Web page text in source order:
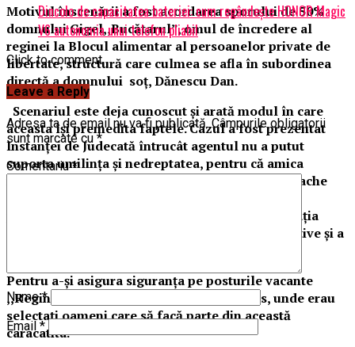
Motivul înscenării a fost acordarea sporului de 50%
domnului Gigel,,Bucătarul”, omul de încredere al
reginei la Blocul alimentar al persoanelor private de
libertate, structură care culmea se afla în subordinea
directă a domnului soț, Dănescu Dan.
Scenariul este deja cunoscut și arată modul în care
aceasta își premedita faptele. Cazul a fost prezentat
Instanței de Judecată întrucât agentul nu a putut
suporta umilința și nedreptatea, pentru că amica
reginei de concedii și petreceri, doamna Anghelache
penitenciarului”, ilegal nu a înregistrat contestația
depusă în termen împotriva măsurii administrative și a
Pentru a-și asigura siguranța pe posturile vacante
,,Regina” participa în comisiile de concurs, unde erau
selectați oameni care să facă parte din această
caracatita.
Dincolo de capacitatea bateriei: cum regândește HONOR Magic
V6 autonomia unui telefon pliabil
Click to comment
Leave a Reply
Adresa ta de email nu va fi publicată. Câmpurile obligatorii
sunt marcate cu*
Comentariu*
Nume*
Email *